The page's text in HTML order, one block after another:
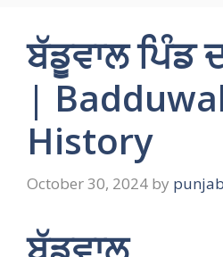
ਬੱਡੂਵਾਲ ਪਿੰਡ
|
History
October 30, 2024 by